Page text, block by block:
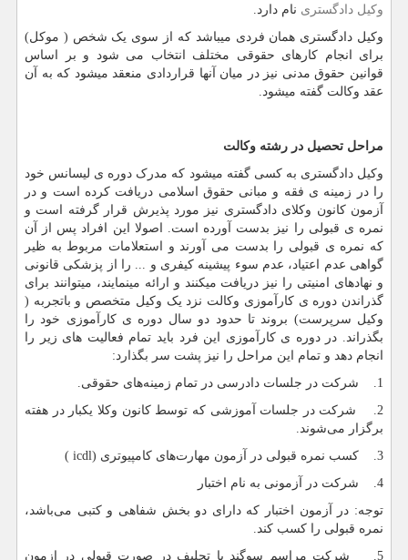
وکیل دادگستری نام دارد.
وکیل دادگستری همان فردی میباشد که از سوی یک شخص ( موکل)
برای انجام کارهای حقوقی مختلف انتخاب می شود و بر اساس
قوانین حقوق مدنی نیز در میان آنها قراردادی منعقد میشود که به آن
عقد وکالت گفته میشود.
مراحل تحصیل در رشته وکالت
وکیل دادگستری به کسی گفته میشود که مدرک دوره ی لیسانس خود
را در زمینه ی فقه و مبانی حقوق اسلامی دریافت کرده است و در
آزمون کانون وکلای دادگستری نیز مورد پذیرش قرار گرفته است و
نمره ی قبولی را نیز بدست آورده است. اصولا این افراد پس از آن
که نمره ی قبولی را بدست می آورند و استعلامات مربوط به ظیر
گواهی عدم اعتیاد، عدم سوء پیشینه کیفری و ... را از پزشکی قانونی
و نهاد‌های امنیتی را نیز دریافت میکنند و ارائه مینمایند، میتوانند برای
گذراندن دوره ی کارآموزی وکالت نزد یک وکیل متخصص و باتجربه (
وکیل سرپرست) بروند تا حدود دو سال دوره ی کارآموزی خود را
بگذراند. در دوره ی کارآموزی این فرد باید تمام فعالیت های زیر را
انجام دهد و تمام این مراحل را نیز پشت سر بگذارد:
1. شرکت در جلسات دادرسی در تمام زمینه‌های حقوقی.
2. شرکت در جلسات آموزشی که توسط کانون وکلا یکبار در هفته
برگزار می‌شوند.
3. کسب نمره قبولی در آزمون مهارت‌های کامپیوتری (
icdl
)
4. شرکت در آزمونی به نام اختبار
توجه: در آزمون اختبار که دارای دو بخش شفاهی و کتبی می‌باشد،
نمره قبولی را کسب کند.
5. شرکت مراسم سوگند یا تحلیف در صورت قبولی در ازمون